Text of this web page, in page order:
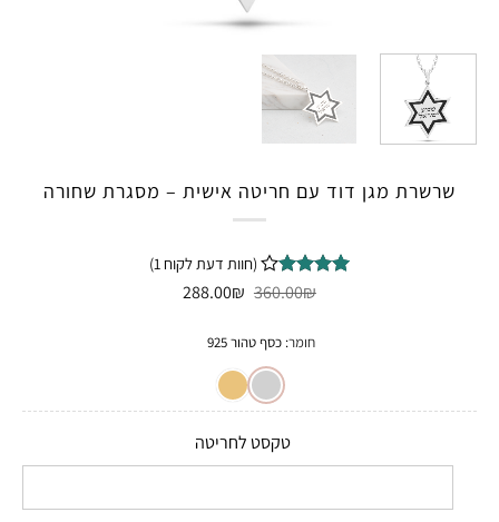
שרשרת מגן דוד עם חריטה אישית – מסגרת שחורה
מדורג4
דירוגים
(חוות דעת לקוח 1
)
360.00₪ המחיר
360.00₪.
288.00₪ המחיר
חומר:כסף טהור 925
טקסט לחריטה